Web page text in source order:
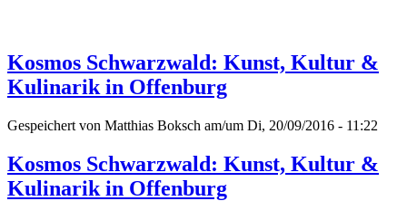
Kosmos Schwarzwald: Kunst, Kultur &
Kulinarik in Offenburg
Gespeichert von Matthias Boksch am/um Di, 20/09/2016 - 11:22
Kosmos Schwarzwald: Kunst, Kultur &
Kulinarik in Offenburg